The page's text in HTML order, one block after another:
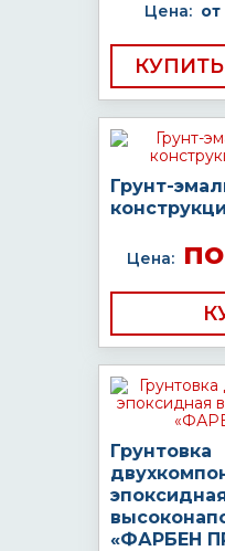
Цена: от
КУПИТЬ
Грунт-
Цена:по
Грунтовка
«ФАРБЕН